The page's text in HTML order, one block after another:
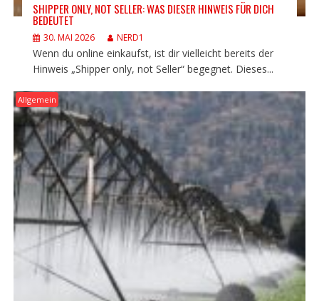
SHIPPER ONLY, NOT SELLER: WAS DIESER HINWEIS FÜR DICH
BEDEUTET
30. MAI 2026 NERD1
Wenn du online einkaufst, ist dir vielleicht bereits der
Hinweis „Shipper only, not Seller“ begegnet. Dieses...
Allgemein